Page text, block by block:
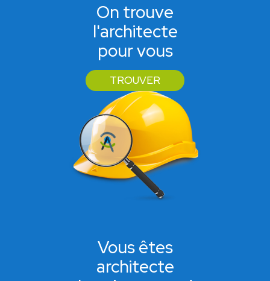
On trouve
l'architecte
pour vous
TROUVER
Vous êtes
architecte